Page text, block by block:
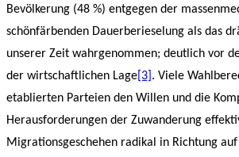
Bevölkerung (48 %) entgegen der
schönfärbenden Dauerberieselung als das
unserer Zeit wahrgenommen; deutlich vor
der wirtschaftlichen Lage[3] . Viele
etablierten Parteien den Willen und die
Herausforderungen der Zuwanderung
Migrationsgeschehen radikal in Richtung